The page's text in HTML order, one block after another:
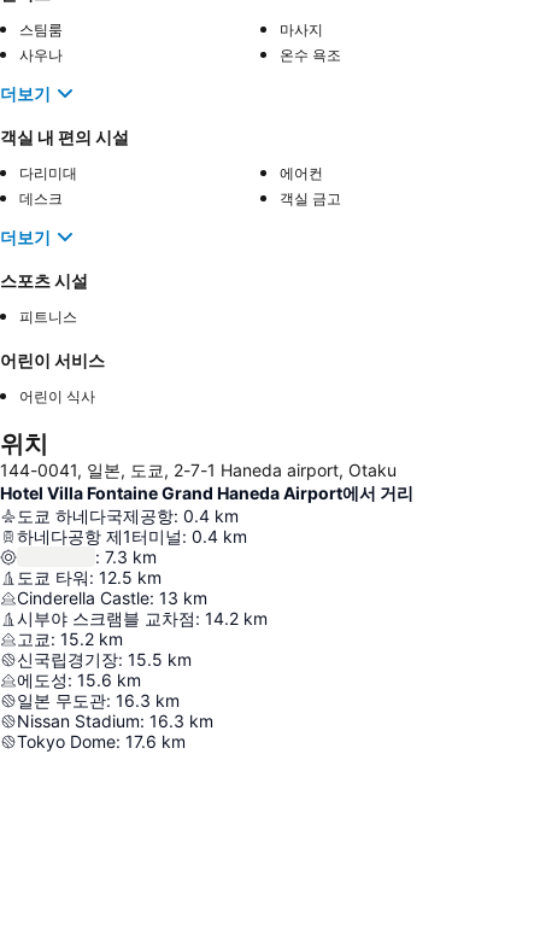
스팀룸
마사지
사우나
온수 욕조
더보기
객실 내 편의 시설
다리미대
에어컨
데스크
객실 금고
더보기
스포츠 시설
피트니스
어린이 서비스
어린이 식사
위치
144-0041, 일본, 도쿄, 2-7-1 Haneda airport, Otaku
Hotel Villa Fontaine Grand Haneda Airport에서 거리
도쿄 하네다국제공항: 0.4 km
하네다공항 제1터미널: 0.4 km
: 7.3 km
도쿄 타워: 12.5 km
Cinderella Castle: 13 km
시부야 스크램블 교차점: 14.2 km
고쿄: 15.2 km
신국립경기장: 15.5 km
에도성: 15.6 km
일본 무도관: 16.3 km
Nissan Stadium: 16.3 km
Tokyo Dome: 17.6 km